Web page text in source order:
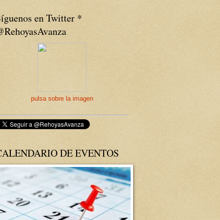
en Twitter *
pulsa sobre la imagen
DE EVENTOS